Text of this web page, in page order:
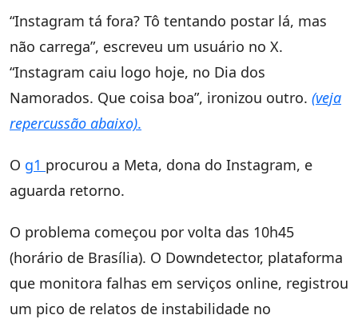
“Instagram tá fora? Tô tentando postar lá, mas
não carrega”, escreveu um usuário no X.
“Instagram caiu logo hoje, no Dia dos
Namorados. Que coisa boa”, ironizou outro. (veja
repercussão abaixo).
O g1 procurou a Meta, dona do Instagram, e
aguarda retorno.
O problema começou por volta das 10h45
(horário de Brasília). O Downdetector, plataforma
que monitora falhas em serviços online, registrou
um pico de relatos de instabilidade no